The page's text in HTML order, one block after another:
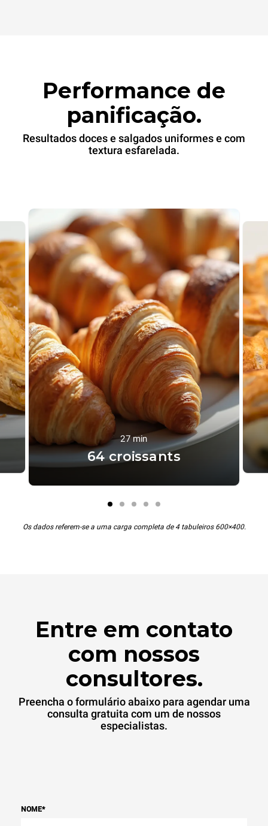
Performance de
panificação.
Resultados doces e salgados uniformes e com
textura esfarelada.
27 min
64 croissants
Os dados referem-se a uma carga completa de 4 tabuleiros 600×400.
Entre em contato
com nossos
consultores.
Preencha o formulário abaixo para agendar uma
consulta gratuita com um de nossos
especialistas.
NOME*